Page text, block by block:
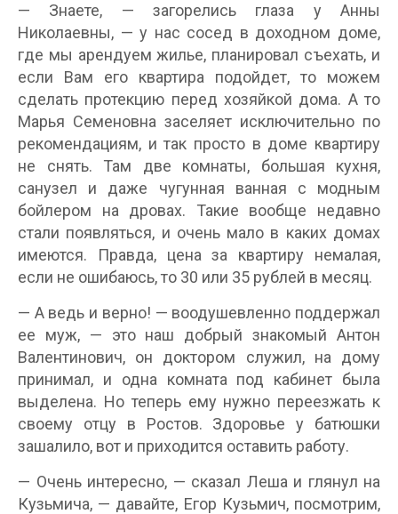
— Знаете, — загорелись глаза у Анны
Николаевны, — у нас сосед в доходном доме,
где мы арендуем жилье, планировал съехать, и
если Вам его квартира подойдет, то можем
сделать протекцию перед хозяйкой дома. А то
Марья Семеновна заселяет исключительно по
рекомендациям, и так просто в доме квартиру
не снять. Там две комнаты, большая кухня,
санузел и даже чугунная ванная с модным
бойлером на дровах. Такие вообще недавно
стали появляться, и очень мало в каких домах
имеются. Правда, цена за квартиру немалая,
если не ошибаюсь, то 30 или 35 рублей в месяц.
— А ведь и верно! — воодушевленно поддержал
ее муж, — это наш добрый знакомый Антон
Валентинович, он доктором служил, на дому
принимал, и одна комната под кабинет была
выделена. Но теперь ему нужно переезжать к
своему отцу в Ростов. Здоровье у батюшки
зашалило, вот и приходится оставить работу.
— Очень интересно, — сказал Леша и глянул на
Кузьмича, — давайте, Егор Кузьмич, посмотрим,